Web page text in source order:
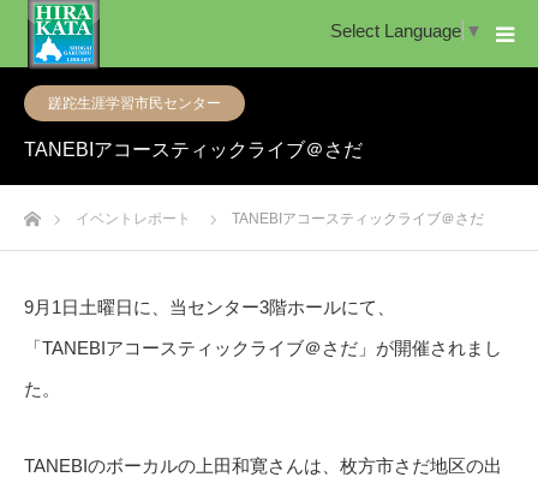
Select Language ▼
蹉跎生涯学習市民センター
TANEBIアコースティックライブ＠さだ
ホームイベントレポート TANEBIアコースティックライブ＠さだ
9月1日土曜日に、当センター3階ホールにて、
「TANEBIアコースティックライブ＠さだ」が開催されまし
た。
TANEBIのボーカルの上田和寛さんは、枚方市さだ地区の出